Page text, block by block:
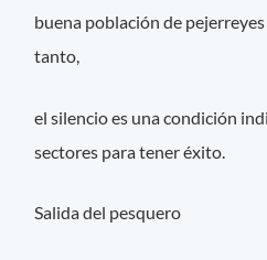
buena población de
tanto,
el silencio es una condición
sectores para tener éxito.
Salida del pesquero